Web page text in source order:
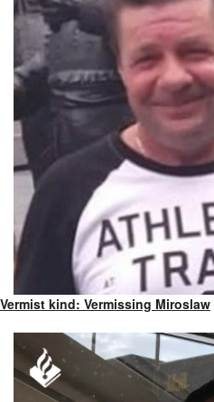
Vermist kind: Vermissing Miroslaw